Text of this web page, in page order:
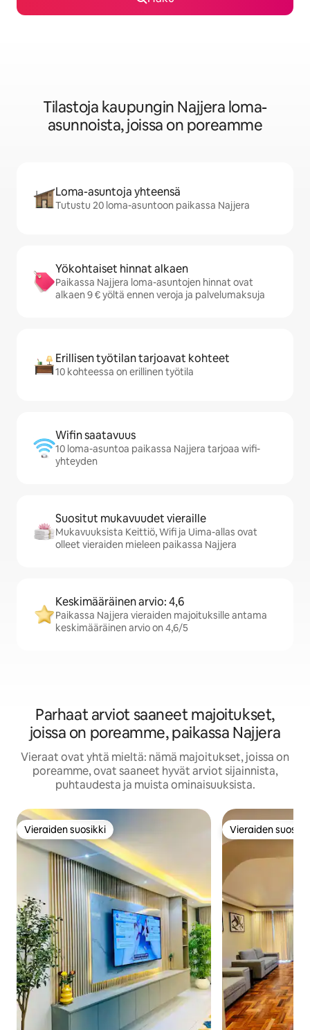
Tilastoja kaupungin Najjera loma-
asunnoista, joissa on poreamme
Loma-asuntoja yhteensä
Tutustu 20 loma-asuntoon paikassa Najjera
Yökohtaiset hinnat alkaen
Paikassa Najjera loma-asuntojen hinnat ovat
alkaen 9 € yöltä ennen veroja ja palvelumaksuja
Erillisen työtilan tarjoavat kohteet
10 kohteessa on erillinen työtila
Wifin saatavuus
10 loma-asuntoa paikassa Najjera tarjoaa wifi-
yhteyden
Suositut mukavuudet vieraille
Mukavuuksista Keittiö, Wifi ja Uima-allas ovat
olleet vieraiden mieleen paikassa Najjera
Keskimääräinen arvio: 4,6
Paikassa Najjera vieraiden majoituksille antama
keskimääräinen arvio on 4,6/5
Parhaat arviot saaneet majoitukset,
joissa on poreamme, paikassa Najjera
Vieraat ovat yhtä mieltä: nämä majoitukset, joissa on
poreamme, ovat saaneet hyvät arviot sijainnista,
puhtaudesta ja muista ominaisuuksista.
Vieraiden suosikki
Vieraiden suosikki Vieraiden
Vieraiden